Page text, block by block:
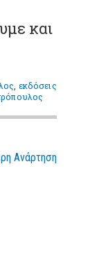
και
εκδόσεις
Ανάρτηση